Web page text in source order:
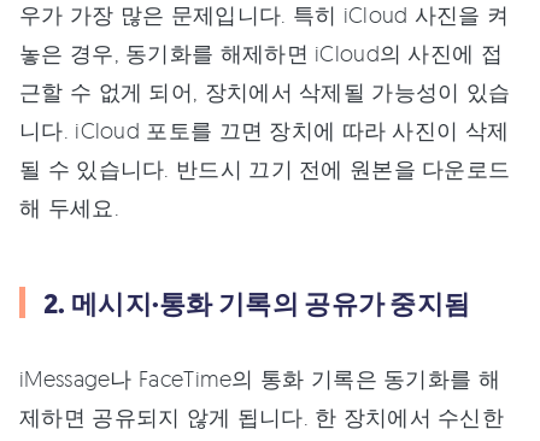
우가 가장 많은 문제입니다. 특히 iCloud 사진을 켜
놓은 경우, 동기화를 해제하면 iCloud의 사진에 접
근할 수 없게 되어, 장치에서 삭제될 가능성이 있습
니다. iCloud 포토를 끄면 장치에 따라 사진이 삭제
될 수 있습니다. 반드시 끄기 전에 원본을 다운로드
해 두세요.
2. 메시지·통화 기록의 공유가 중지됨
iMessage나 FaceTime의 통화 기록은 동기화를 해
제하면 공유되지 않게 됩니다. 한 장치에서 수신한